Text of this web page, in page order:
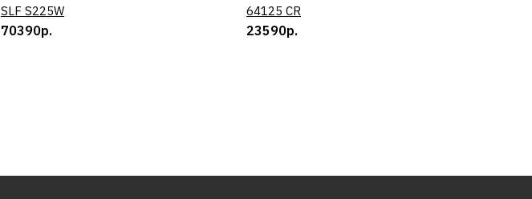
SLF S225W
70390р.
64125 CR
23590р.